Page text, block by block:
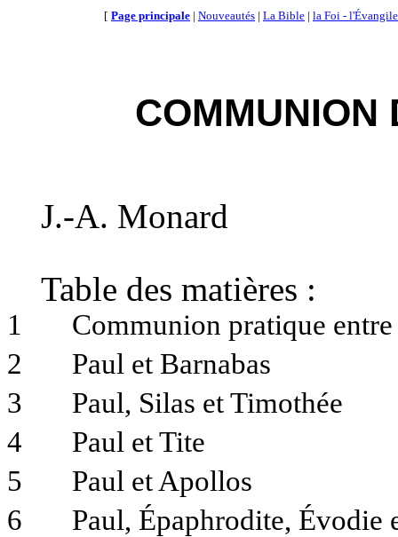
[ Page principale | Nouveautés | La Bible | la Foi - l'Évangile
COMMUNION
J.-A. Monard
Table des matières :
1
Communion pratique entre
2
Paul et Barnabas
3
Paul, Silas et Timothée
4
Paul et Tite
5
Paul et Apollos
6
Paul, Épaphrodite, Évodie